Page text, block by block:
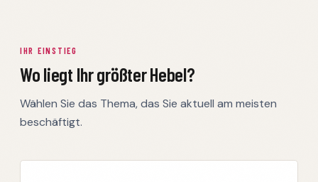
IHR EINSTIEG
Wo liegt Ihr größter Hebel?
Wählen Sie das Thema, das Sie aktuell am meisten
beschäftigt.